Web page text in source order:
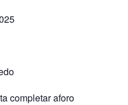
completar aforo